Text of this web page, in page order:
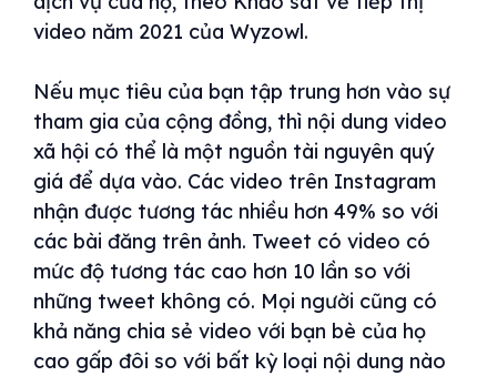
video năm 2021 của Wyzowl.
Nếu mục tiêu của bạn tập trung hơn vào sự
tham gia của cộng đồng, thì nội dung video
xã hội có thể là một nguồn tài nguyên quý
giá để dựa vào. Các video trên Instagram
nhận được tương tác nhiều hơn 49% so với
các bài đăng trên ảnh. Tweet có video có
mức độ tương tác cao hơn 10 lần so với
những tweet không có. Mọi người cũng có
khả năng chia sẻ video với bạn bè của họ
cao gấp đôi so với bất kỳ loại nội dung nào